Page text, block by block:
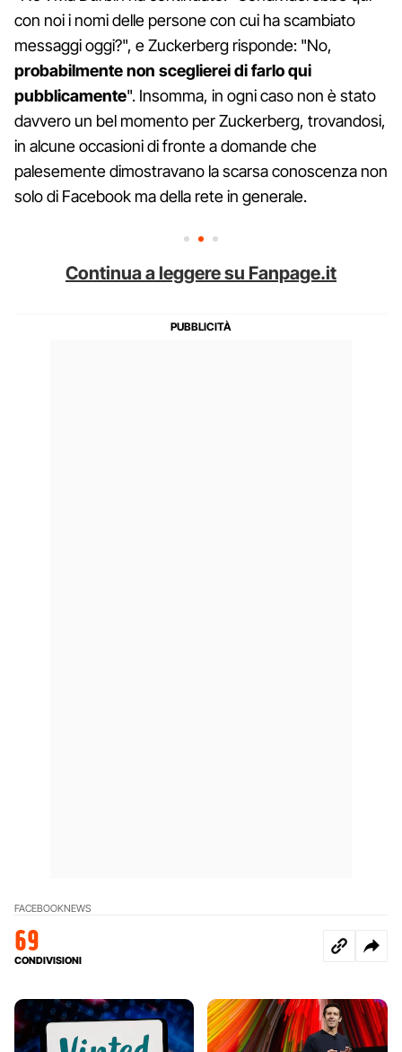
con noi i nomi delle persone con cui ha scambiato
messaggi oggi?", e Zuckerberg risponde: "No,
probabilmente non sceglierei di farlo qui
pubblicamente". Insomma, in ogni caso non è stato
davvero un bel momento per Zuckerberg, trovandosi,
in alcune occasioni di fronte a domande che
palesemente dimostravano la scarsa conoscenza non
solo di Facebook ma della rete in generale.
Continua a leggere su Fanpage.it
FACEBOOKNEWS
69
CONDIVISIONI